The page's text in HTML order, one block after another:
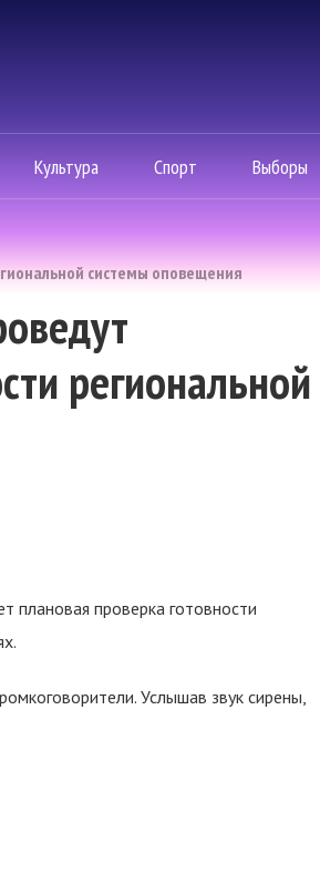
Культура Спорт Выборы
системы оповещения
региональной
проверка готовности
Услышав звук сирены,